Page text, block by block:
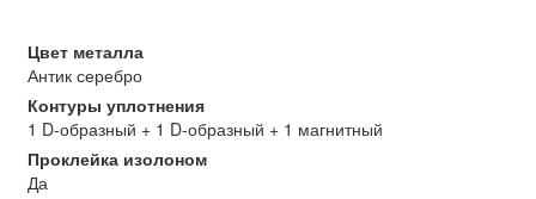
Цвет металла
Антик серебро
Контуры уплотнения
1 D-образный + 1 D-образный + 1 магнитный
Проклейка изолоном
Да